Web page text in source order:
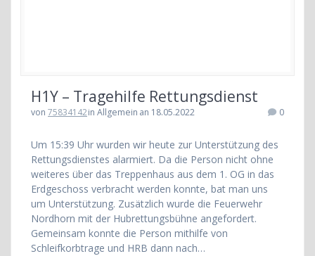
H1Y – Tragehilfe Rettungsdienst
von 75834142in Allgemein an 18.05.2022 0
Um 15:39 Uhr wurden wir heute zur Unterstützung des
Rettungsdienstes alarmiert. Da die Person nicht ohne
weiteres über das Treppenhaus aus dem 1. OG in das
Erdgeschoss verbracht werden konnte, bat man uns
um Unterstützung. Zusätzlich wurde die Feuerwehr
Nordhorn mit der Hubrettungsbühne angefordert.
Gemeinsam konnte die Person mithilfe von
Schleifkorbtrage und HRB dann nach…